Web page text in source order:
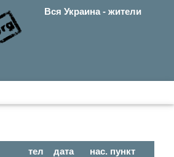
Вся Украина - жители
тел
дата
нас. пункт